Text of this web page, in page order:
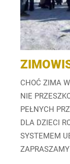
CHOĆ ZIMA
NIE
PEŁNYCH
DLA DZIECI
SYSTEMEM